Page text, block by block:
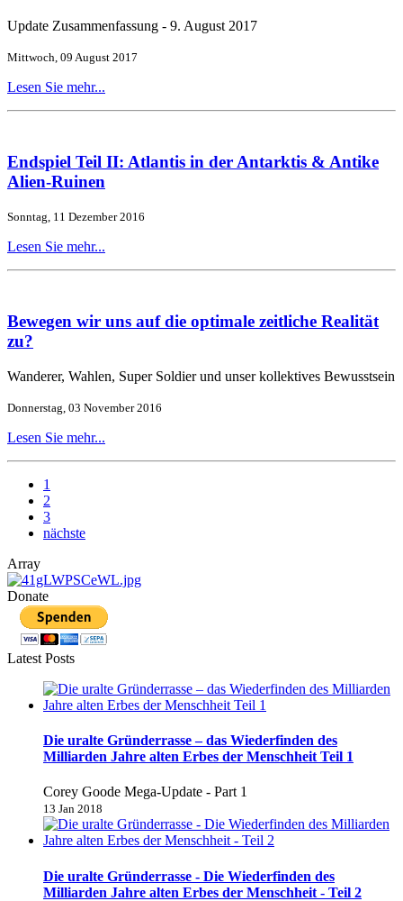
Update Zusammenfassung - 9. August 2017
Mittwoch, 09 August 2017
Lesen Sie mehr...
Endspiel Teil II: Atlantis in der Antarktis & Antike
Alien-Ruinen
Sonntag, 11 Dezember 2016
Lesen Sie mehr...
Bewegen wir uns auf die optimale zeitliche Realität
zu?
Wanderer, Wahlen, Super Soldier und unser kollektives Bewusstsein
Donnerstag, 03 November 2016
Lesen Sie mehr...
1
2
3
nächste
Array
Donate
Latest Posts
Die uralte Gründerrasse – das Wiederfinden des
Milliarden Jahre alten Erbes der Menschheit Teil 1
Corey Goode Mega-Update - Part 1
13 Jan 2018
Die uralte Gründerrasse - Die Wiederfinden des
Milliarden Jahre alten Erbes der Menschheit - Teil 2